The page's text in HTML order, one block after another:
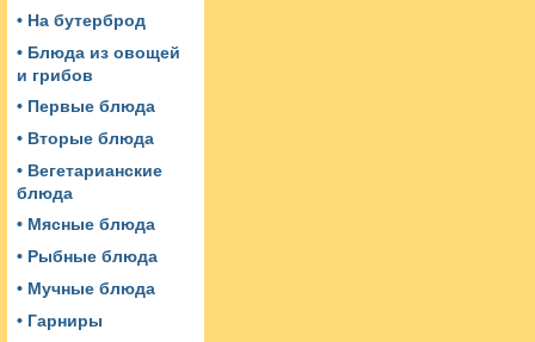
• На бутерброд
• Блюда из овощей
и грибов
• Первые блюда
• Вторые блюда
• Вегетарианские
блюда
• Мясные блюда
• Рыбные блюда
• Мучные блюда
• Гарниры